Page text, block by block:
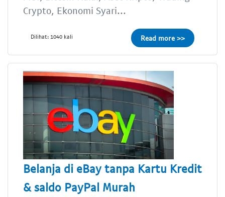
Crypto, Ekonomi Syari...
Dilihat: 1040 kali Read more >>
Belanja di eBay tanpa Kartu Kredit
& saldo PayPal Murah